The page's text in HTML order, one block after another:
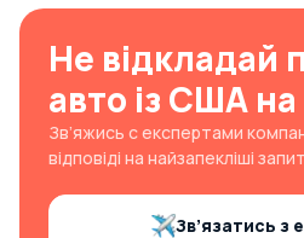
Не відкладай
авто із США на
Зв’яжись с експертами
відповіді на найзапекліші
Зв’язатись з